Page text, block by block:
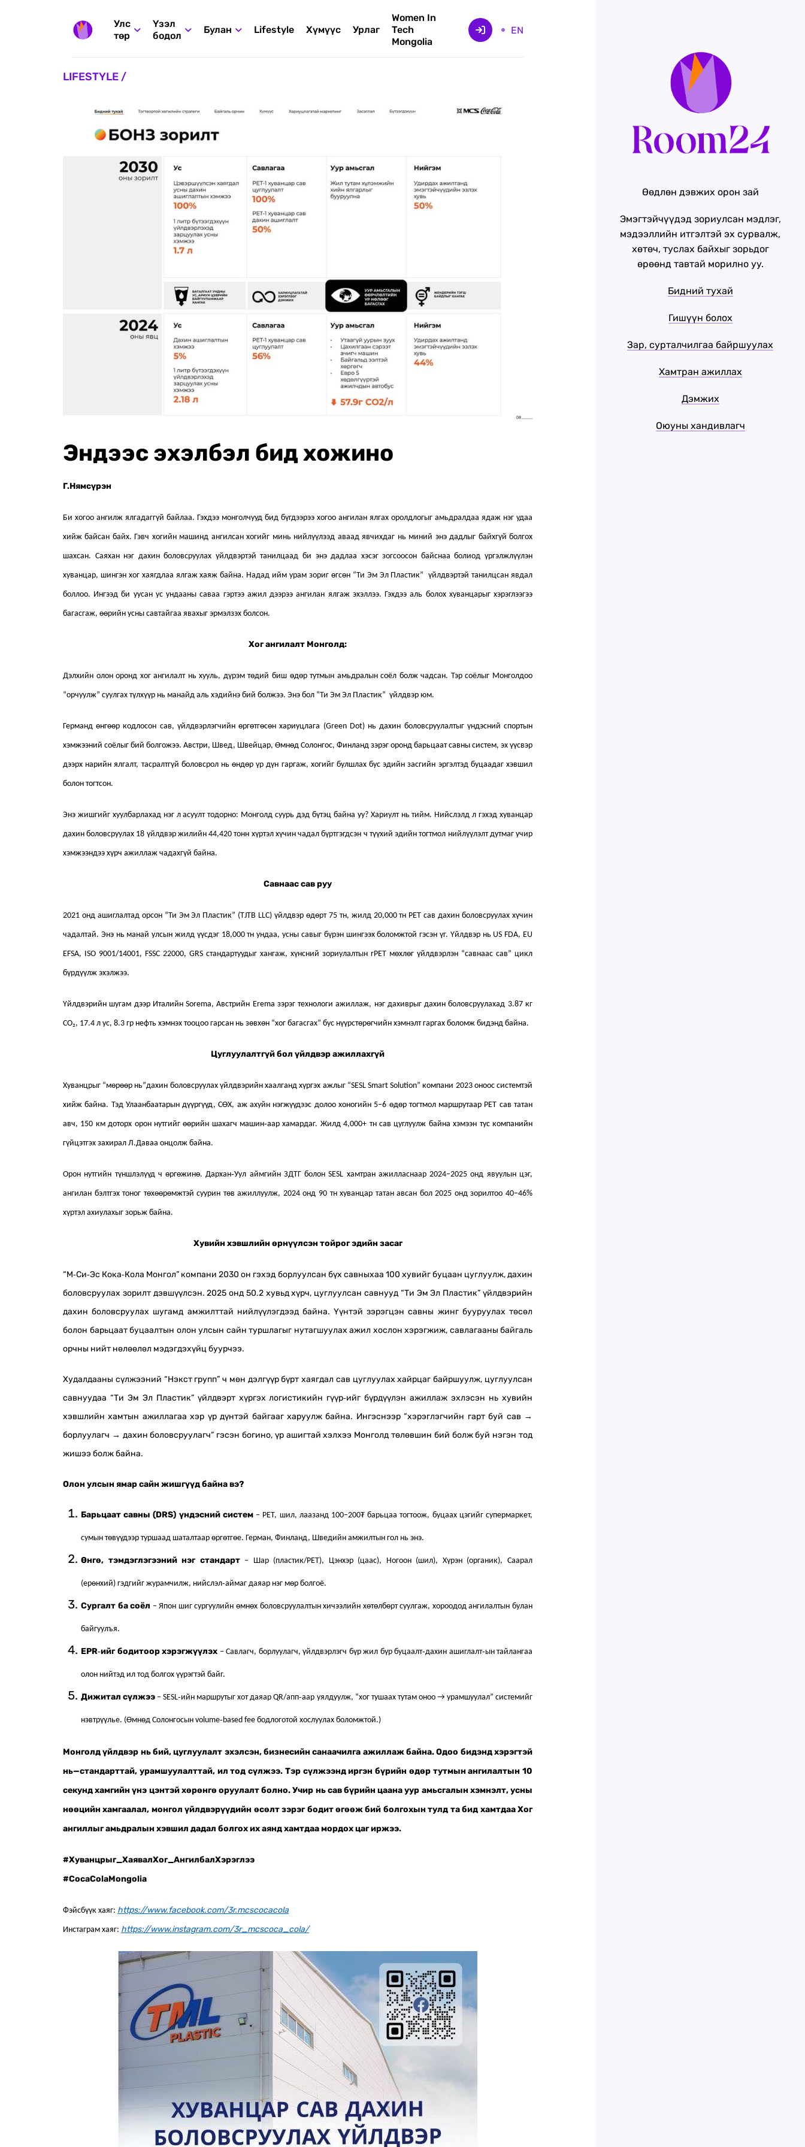
Өөдлөн дэвжих орон зай
Эмэгтэйчүүдэд зориулсан мэдлэг,
мэдээллийн итгэлтэй эх сурвалж,
хөтөч, туслах байхыг зорьдог
өрөөнд тавтай морилно уу.
Бидний тухай
Гишүүн болох
Зар, сурталчилгаа байршуулах
Хамтран ажиллах
Дэмжих
Оюуны хандивлагч
Улс
төр
Үзэл
бодол
Булан Lifestyle Хүмүүс Урлаг
Women In
Tech
Mongolia
EN
LIFESTYLE /
Эндээс эхэлбэл бид хожино
Г.Нямсүрэн
Би хогоо ангилж ялгадаггүй байлаа. Гэхдээ монголчууд бид бүгдээрээ хогоо ангилан ялгах оролдлогыг амьдралдаа ядаж нэг удаа
хийж байсан байх. Гэвч хогийн машинд ангилсан хогийг минь нийлүүлээд аваад явчихдаг нь миний энэ дадлыг байхгүй болгох
шахсан. Саяхан нэг дахин боловсруулах үйлдвэртэй танилцаад би энэ дадлаа хэсэг зогсоосон байснаа болиод үргэлжлүүлэн
хуванцар, шингэн хог хаягдлаа ялгаж хаяж байна. Надад ийм урам зориг өгсөн “Ти Эм Эл Пластик” үйлдвэртэй танилцсан явдал
боллоо. Ингээд би уусан ус ундааны саваа гэртээ ажил дээрээ ангилан ялгаж эхэллээ. Гэхдээ аль болох хуванцарыг хэрэглээгээ
багасгаж, өөрийн усны савтайгаа явахыг эрмэлзэх болсон.
Хог ангилалт Монголд:
Дэлхийн олон оронд хог ангилалт нь хууль, дүрэм төдий биш өдөр тутмын амьдралын соёл болж чадсан. Тэр соёлыг Монголдоо
“орчуулж” суулгах түлхүүр нь манайд аль хэдийнэ бий болжээ. Энэ бол “Ти Эм Эл Пластик” үйлдвэр юм.
Германд өнгөөр кодлосон сав, үйлдвэрлэгчийн өргөтгөсөн хариуцлага (Green Dot) нь дахин боловсруулалтыг үндэсний спортын
хэмжээний соёлыг бий болгожээ. Австри, Швед, Швейцар, Өмнөд Солонгос, Финланд зэрэг оронд барьцаат савны систем, эх үүсвэр
дээрх нарийн ялгалт, тасралтгүй боловсрол нь өндөр үр дүн гаргаж, хогийг булшлах бус эдийн засгийн эргэлтэд буцаадаг хэвшил
болон тогтсон.
Энэ жишгийг хуулбарлахад нэг л асуулт тодорно: Монголд суурь дэд бүтэц байна уу? Хариулт нь тийм. Нийслэлд л гэхэд хуванцар
дахин боловсруулах 18 үйлдвэр жилийн 44,420 тонн хүртэл хүчин чадал бүртгэгдсэн ч түүхий эдийн тогтмол нийлүүлэлт дутмаг учир
хэмжээндээ хүрч ажиллаж чадахгүй байна.
Савнаас сав руу
2021 онд ашиглалтад орсон “Ти Эм Эл Пластик” (TJTB LLC) үйлдвэр өдөрт 75 тн, жилд 20,000 тн PET сав дахин боловсруулах хүчин
чадалтай. Энэ нь манай улсын жилд үүсдэг 18,000 тн ундаа, усны савыг бүрэн шингээх боломжтой гэсэн үг. Үйлдвэр нь US FDA, EU
EFSA, ISO 9001/14001, FSSC 22000, GRS стандартуудыг хангаж, хүнсний зориулалтын rPET мөхлөг үйлдвэрлэн “савнаас сав” цикл
бүрдүүлж эхэлжээ.
Үйлдвэрийн шугам дээр Италийн Sorema, Австрийн Erema зэрэг технологи ажиллаж, нэг дахиврыг дахин боловсруулахад 3.87 кг
CO₂, 17.4 л ус, 8.3 гр нефть хэмнэх тооцоо гарсан нь зөвхөн “хог багасгах” бус нүүрстөрөгчийн хэмнэлт гаргах боломж бидэнд байна.
Цуглуулалтгүй бол үйлдвэр ажиллахгүй
Хуванцрыг “мөрөөр нь”дахин боловсруулах үйлдвэрийн хаалганд хүргэх ажлыг “SESL Smart Solution” компани 2023 оноос системтэй
хийж байна. Тэд Улаанбаатарын дүүргүүд, СӨХ, аж ахуйн нэгжүүдээс долоо хоногийн 5–6 өдөр тогтмол маршрутаар PET сав татан
авч, 150 км доторх орон нутгийг өөрийн шахагч машин‑аар хамардаг. Жилд 4,000+ тн сав цуглуулж байна хэмээн тус компанийн
гүйцэтгэх захирал Л.Даваа онцолж байна.
Орон нутгийн түншлэлүүд ч өргөжинө. Дархан‑Уул аймгийн ЗДТГ болон SESL хамтран ажилласнаар 2024–2025 онд явуулын цэг,
ангилан бэлтгэх тоног төхөөрөмжтэй суурин төв ажиллуулж, 2024 онд 90 тн хуванцар татан авсан бол 2025 онд зорилтоо 40–46%
хүртэл ахиулахыг зорьж байна.
Хувийн хэвшлийн өрнүүлсэн тойрог эдийн засаг
“М‑Си‑Эс Кока‑Кола Монгол” компани 2030 он гэхэд борлуулсан бүх савныхаа 100 хувийг буцаан цуглуулж, дахин
боловсруулах зорилт дэвшүүлсэн. 2025 онд 50.2 хувьд хүрч, цуглуулсан савнууд “Ти Эм Эл Пластик” үйлдвэрийн
дахин боловсруулах шугамд амжилттай нийлүүлэгдээд байна. Үүнтэй зэрэгцэн савны жинг бууруулах төсөл
болон барьцаат буцаалтын олон улсын сайн туршлагыг нутагшуулах ажил хослон хэрэгжиж, савлагааны байгаль
орчны нийт нөлөөлөл мэдэгдэхүйц буурчээ.
Худалдааны сүлжээний “Нэкст групп” ч мөн дэлгүүр бүрт хаягдал сав цуглуулах хайрцаг байршуулж, цуглуулсан
савнуудаа “Ти Эм Эл Пластик” үйлдвэрт хүргэх логистикийн гүүр‑ийг бүрдүүлэн ажиллаж эхлэсэн нь хувийн
хэвшлийн хамтын ажиллагаа хэр үр дүнтэй байгааг харуулж байна. Ингэснээр “хэрэглэгчийн гарт буй сав →
борлуулагч → дахин боловсруулагч” гэсэн богино, үр ашигтай хэлхээ Монголд төлөвшин бий болж буй нэгэн тод
жишээ болж байна.
Олон улсын ямар сайн жишгүүд байна вэ?
Барьцаат савны (DRS) үндэсний систем– PET, шил, лаазанд 100–200₮ барьцаа тогтоож, буцаах цэгийг супермаркет,
сумын төвүүдээр туршаад шаталтаар өргөтгөе. Герман, Финланд, Шведийн амжилтын гол нь энэ.
Өнгө, тэмдэглэгээний нэг стандарт– Шар (пластик/PET), Цэнхэр (цаас), Ногоон (шил), Хүрэн (органик), Саарал
(ерөнхий) гэдгийг журамчилж, нийслэл‑аймаг даяар нэг мөр болгоё.
Сургалт ба соёл – Япон шиг сургуулийн өмнөх боловсруулалтын хичээлийн хөтөлбөрт суулгаж, хороодод ангилалтын булан
байгуулъя.
EPR‑ийг бодитоор хэрэгжүүлэх – Савлагч, борлуулагч, үйлдвэрлэгч бүр жил бүр буцаалт‑дахин ашиглалт‑ын тайлангаа
олон нийтэд ил тод болгох үүрэгтэй байг.
Дижитал сүлжээ – SESL‑ийн маршрутыг хот даяар QR/апп‑аар уялдуулж, “хог тушаах тутам оноо → урамшуулал” системийг
нэвтрүүлье. (Өмнөд Солонгосын volume‑based fee бодлоготой хослуулах боломжтой.)
Монголд үйлдвэр нь бий, цуглуулалт эхэлсэн, бизнесийн санаачилга ажиллаж байна. Одоо бидэнд хэрэгтэй
нь—стандарттай, урамшуулалттай, ил тод сүлжээ. Тэр сүлжээнд иргэн бүрийн өдөр тутмын ангилалтын 10
секунд хамгийн үнэ цэнтэй хөрөнгө оруулалт болно. Учир нь сав бүрийн цаана уур амьсгалын хэмнэлт, усны
нөөцийн хамгаалал, монгол үйлдвэрүүдийн өсөлт зэрэг бодит өгөөж бий болгохын тулд та бид хамтдаа Хог
ангиллыг амьдралын хэвшил дадал болгох их аянд хамтдаа мордох цаг иржээ.
#Хуванцрыг_ХаявалХог_АнгилбалХэрэглээ
#CocaColaMongolia
Фэйсбүүк хаяг: https://www.facebook.com/3r.mcscocacola
Инстаграм хаяг: https://www.instagram.com/3r_mcscoca_cola/